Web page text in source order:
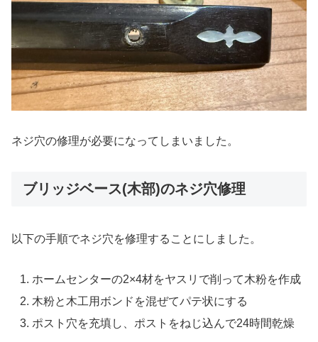
ネジ穴の修理が必要になってしまいました。
ブリッジベース(木部)のネジ穴修理
以下の手順でネジ穴を修理することにしました。
ホームセンターの2×4材をヤスリで削って木粉を作成
木粉と木工用ボンドを混ぜてパテ状にする
ポスト穴を充填し、ポストをねじ込んで24時間乾燥